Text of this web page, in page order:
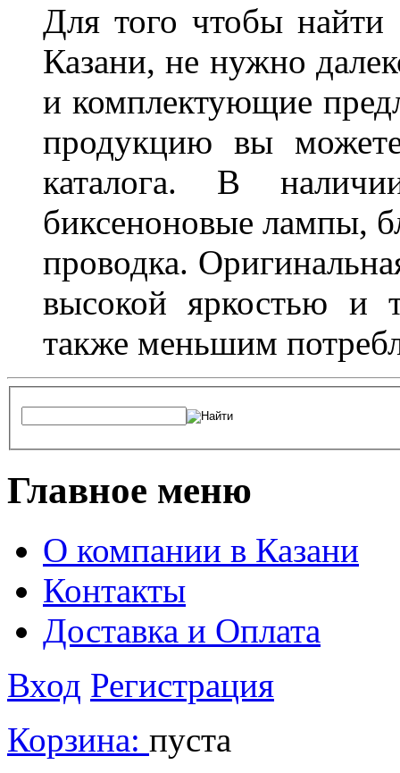
Для того чтобы
Казани, не нужно
и комплектующие
продукцию вы
каталога. В
биксеноновые лампы,
проводка.
высокой яркостью и
также меньшим
Главное меню
О компании в Казани
Контакты
Доставка и Оплата
Вход Регистрация
Корзина: пуста